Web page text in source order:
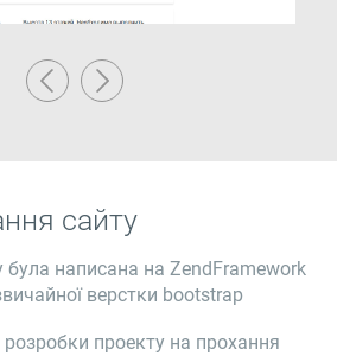
сайту
була написана на ZendFramework
верстки bootstrap
розробки проекту на прохання